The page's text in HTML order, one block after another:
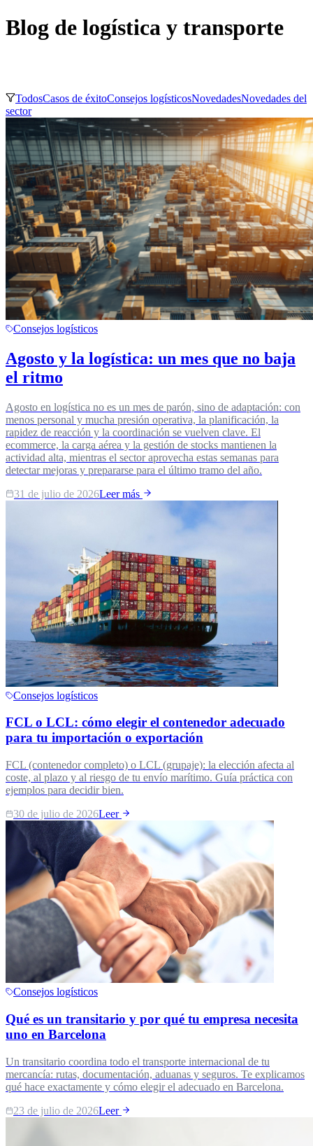
Blog de logística y transporte
TodosCasos de éxitoConsejos logísticosNovedadesNovedades del
sector
Consejos logísticos
Agosto y la logística: un mes que no baja
el ritmo
Agosto en logística no es un mes de parón, sino de adaptación: con
menos personal y mucha presión operativa, la planificación, la
rapidez de reacción y la coordinación se vuelven clave. El
ecommerce, la carga aérea y la gestión de stocks mantienen la
actividad alta, mientras el sector aprovecha estas semanas para
detectar mejoras y prepararse para el último tramo del año.
31 de julio de 2026Leer más
Consejos logísticos
FCL o LCL: cómo elegir el contenedor adecuado
para tu importación o exportación
FCL (contenedor completo) o LCL (grupaje): la elección afecta al
coste, al plazo y al riesgo de tu envío marítimo. Guía práctica con
ejemplos para decidir bien.
30 de julio de 2026Leer
Consejos logísticos
Qué es un transitario y por qué tu empresa necesita
uno en Barcelona
Un transitario coordina todo el transporte internacional de tu
mercancía: rutas, documentación, aduanas y seguros. Te explicamos
qué hace exactamente y cómo elegir el adecuado en Barcelona.
23 de julio de 2026Leer